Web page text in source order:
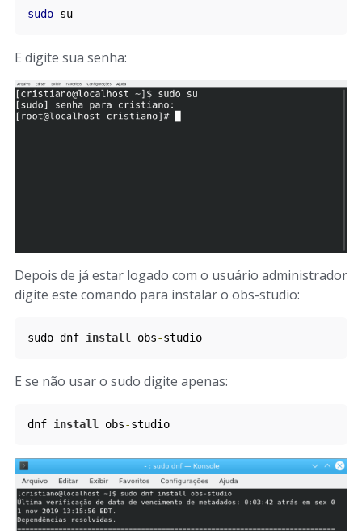
sudo su
E digite sua senha:
Depois de já estar logado com o usuário administrador
digite este comando para instalar o obs-studio:
sudo dnf install obs-studio
E se não usar o sudo digite apenas:
dnf install obs-studio